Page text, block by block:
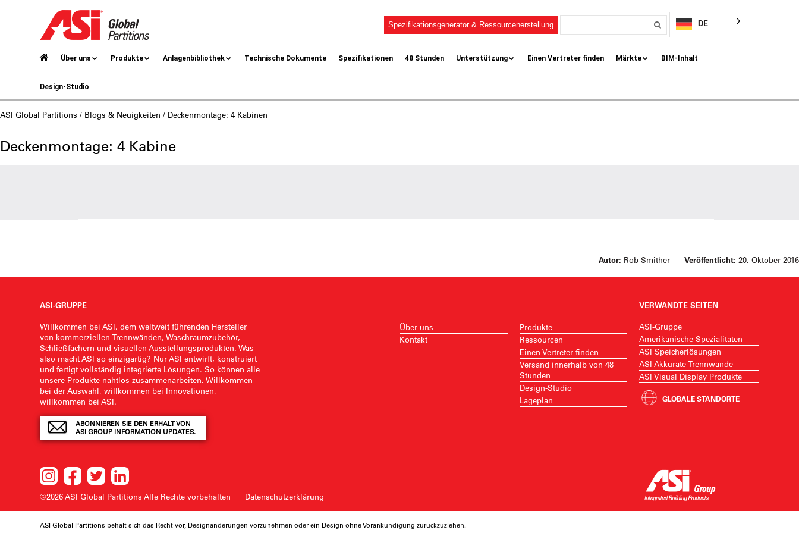
Spezifikationsgenerator & Ressourcenerstellung DE
Über uns Produkte Anlagenbibliothek Technische Dokumente Spezifikationen 48 Stunden Unterstützung Einen Vertreter finden Märkte BIM-Inhalt
Design-Studio
ASI Global Partitions / Blogs & Neuigkeiten / Deckenmontage: 4 Kabinen
Deckenmontage: 4 Kabine
Autor: Rob Smither Veröffentlicht: 20. Oktober 2016
ASI-GRUPPE
Willkommen bei ASI, dem weltweit führenden Hersteller
von kommerziellen Trennwänden, Waschraumzubehör,
Schließfächern und visuellen Ausstellungsprodukten. Was
also macht ASI so einzigartig? Nur ASI entwirft, konstruiert
und fertigt vollständig integrierte Lösungen. So können alle
unsere Produkte nahtlos zusammenarbeiten. Willkommen
bei der Auswahl, willkommen bei Innovationen,
willkommen bei ASI.
ABONNIEREN SIE DEN ERHALT VON
ASI GROUP INFORMATION UPDATES.
Über uns
Kontakt
Produkte
Ressourcen
Einen Vertreter finden
Versand innerhalb von 48
Stunden
Design-Studio
Lageplan
VERWANDTE SEITEN
ASI-Gruppe
Amerikanische Spezialitäten
ASI Speicherlösungen
ASI Akkurate Trennwände
ASI Visual Display Produkte
GLOBALE STANDORTE
©2026 ASI Global PartitionsAlle Rechte vorbehalten Datenschutzerklärung
ASI Global Partitions behält sich das Recht vor, Designänderungen vorzunehmen oder ein Design ohne Vorankündigung zurückzuziehen.